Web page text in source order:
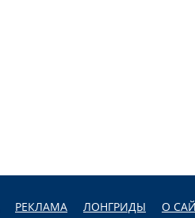
РЕКЛАМА ЛОНГРИДЫ О